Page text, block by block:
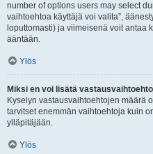
number of options users may select
vaihtoehtoa käyttäjä voi valita”,
loputtomasti) ja viimeisenä voit antaa
ääntään.
Ylös
Miksi en voi lisätä
Kyselyn vastausvaihtoehtojen määrä
tarvitset enemmän vaihtoehtoja kuin
ylläpitäjään.
Ylös